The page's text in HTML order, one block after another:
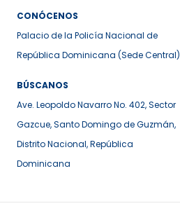
CONÓCENOS
Palacio de la Policía Nacional de
República Dominicana (Sede Central)
BÚSCANOS
Ave. Leopoldo Navarro No. 402, Sector
Gazcue, Santo Domingo de Guzmán,
Distrito Nacional, República
Dominicana